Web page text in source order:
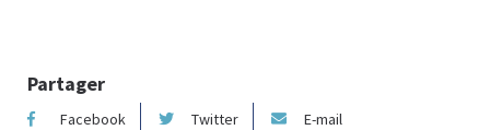
Partager
Facebook Twitter E-mail